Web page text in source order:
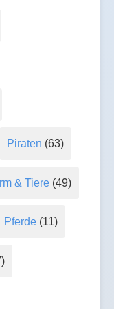
Piraten (63)
& Tiere(49)
Pferde(11)